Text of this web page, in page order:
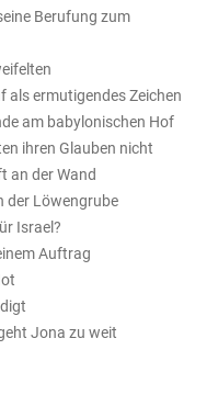
Berufung zum
als ermutigendes Zeichen
am babylonischen Hof
ihren Glauben nicht
an der Wand
der Löwengrube
Israel?
Auftrag
Jona zu weit